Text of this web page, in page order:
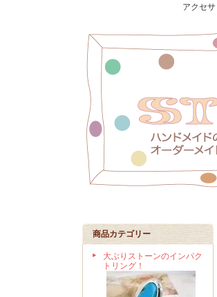
アクセ
商品カテゴリー
大ぶりストーンのインパク
トリング！